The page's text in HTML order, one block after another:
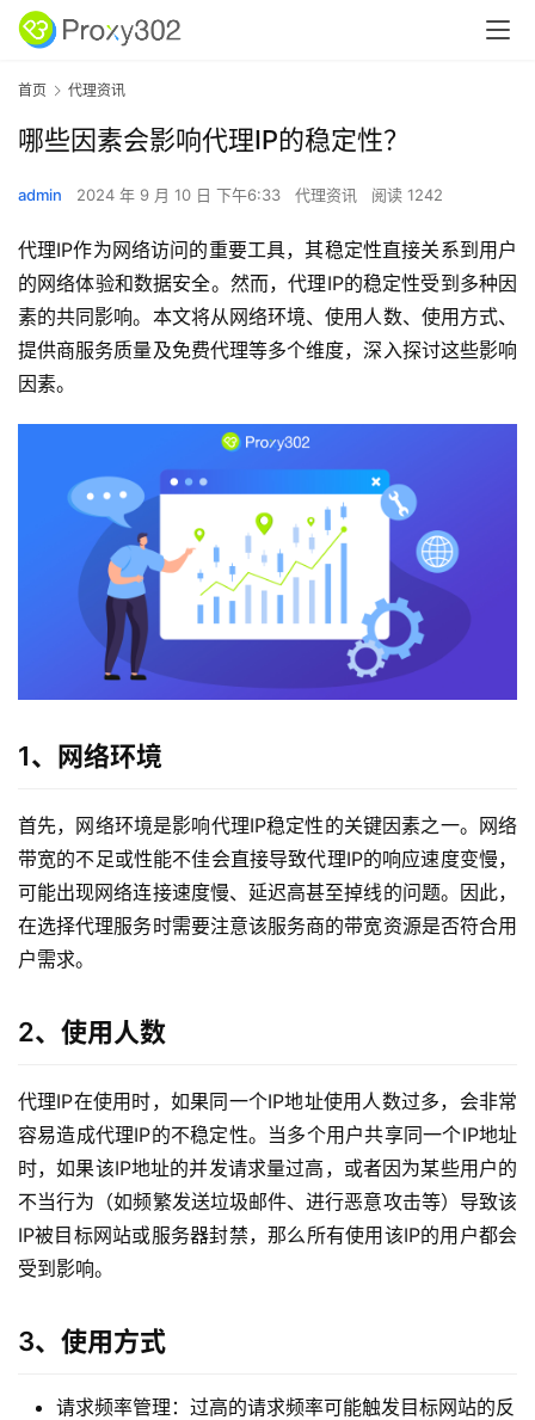
首页 代理资讯
哪些因素会影响代理IP的稳定性？
admin 2024 年 9 月 10 日 下午6:33 代理资讯 阅读 1242
代理IP作为网络访问的重要工具，其稳定性直接关系到用户
的网络体验和数据安全。然而，代理IP的稳定性受到多种因
素的共同影响。本文将从网络环境、使用人数、使用方式、
提供商服务质量及免费代理等多个维度，深入探讨这些影响
因素。
1、网络环境
首先，网络环境是影响代理IP稳定性的关键因素之一。网络
带宽的不足或性能不佳会直接导致代理IP的响应速度变慢，
可能出现网络连接速度慢、延迟高甚至掉线的问题。因此，
在选择代理服务时需要注意该服务商的带宽资源是否符合用
户需求。
2、使用人数
代理IP在使用时，如果同一个IP地址使用人数过多，会非常
容易造成代理IP的不稳定性。当多个用户共享同一个IP地址
时，如果该IP地址的并发请求量过高，或者因为某些用户的
不当行为（如频繁发送垃圾邮件、进行恶意攻击等）导致该
IP被目标网站或服务器封禁，那么所有使用该IP的用户都会
受到影响。
3、使用方式
请求频率管理：过高的请求频率可能触发目标网站的反